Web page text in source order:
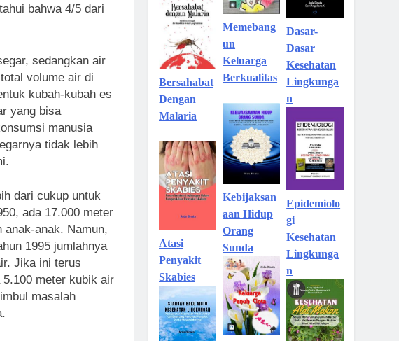
bahwa 4/5 dari
sedangkan air
volume air di
kubah-kubah es
yang bisa
manusia
tidak lebih
dari cukup untuk
ada 17.000 meter
anak-anak. Namun,
1995 jumlahnya
Jika ini terus
meter kubik air
masalah
Bersahabat
Dengan
Malaria
Atasi
Penyakit
Skabies
Memebang
un
Keluarga
Berkualitas
Kebijaksan
aan Hidup
Orang
Sunda
Dasar-
Dasar
Kesehatan
Lingkunga
n
Epidemiolo
gi
Kesehatan
Lingkunga
n